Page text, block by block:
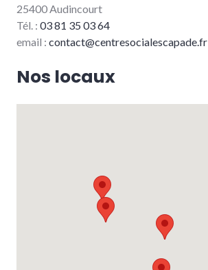
25400 Audincourt
Tél. : 03 81 35 03 64
email : contact@centresocialescapade.fr
Nos locaux